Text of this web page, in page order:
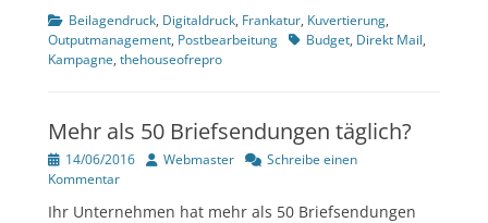
Kategorien
Beilagendruck, Digitaldruck, Frankatur, Kuvertierung,
Outputmanagement, Postbearbeitung TagsBudget, Direkt Mail,
Kampagne, thehouseofrepro
Mehr als 50 Briefsendungen täglich?
Veröffentlicht
am
14/06/2016 Author
Webmaster
Schreibe einen
Kommentar
Ihr Unternehmen hat mehr als 50 Briefsendungen